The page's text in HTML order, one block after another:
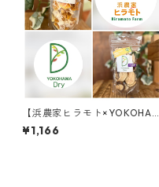
【浜農家ヒラモト×YOKOHAM
A Dry】のドライ食品2点セッ
ト(DRYみかん/DRY浜なし)
¥1,166